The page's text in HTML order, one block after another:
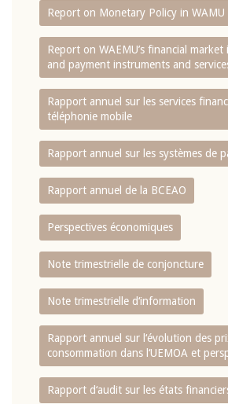
Report on Monetary Policy in WAMU
Report on WAEMU’s financial
and payment instruments and
Rapport annuel sur les services
téléphonie mobile
Rapport annuel sur les systèmes de
Rapport annuel de la BCEAO
Perspectives économiques
Note trimestrielle de conjoncture
Note trimestrielle d‘information
Rapport annuel sur l‘évolution des
consommation dans l‘UEMOA et
Rapport d‘audit sur les états